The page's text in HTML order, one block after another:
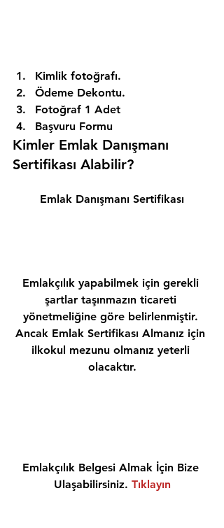
Kimlik fotoğrafı.
Ödeme Dekontu.
Fotoğraf 1 Adet
Başvuru Formu
Kimler Emlak Danışmanı
Sertifikası Alabilir?
Emlak Danışmanı Sertifikası
Emlakçılık yapabilmek için gerekli
şartlar taşınmazın ticareti
yönetmeliğine göre belirlenmiştir.
Ancak Emlak Sertifikası Almanız için
ilkokul mezunu olmanız yeterli
olacaktır.
Emlakçılık Belgesi Almak İçin Bize
Ulaşabilirsiniz. Tıklayın